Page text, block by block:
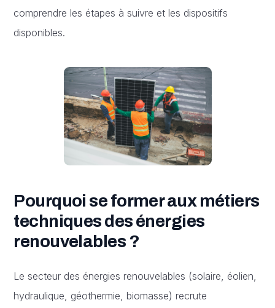
comprendre les étapes à suivre et les dispositifs
disponibles.
Pourquoi se former aux métiers
techniques des énergies
renouvelables ?
Le secteur des énergies renouvelables (solaire, éolien,
hydraulique, géothermie, biomasse) recrute